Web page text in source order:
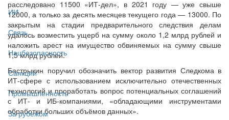
ИИ
Связь
Нацбезопасность
Санкции
Промышленность
За рубежом
расследовано 11500 «ИТ-дел», в 2021 году — уже свыше
12000, а только за десять месяцев текущего года — 13000. По
закрытым на стадии предварительного следствия делам
удалось возместить ущерб на сумму около 1,2 млрд рублей и
наложить арест на имущество обвиняемых на сумму свыше
1,5 млрд рублей.
Бастрыкин поручил обозначить вектор развития Следкома в
ИТ-​сфере с использованием исключительно отечественных
технологий и проработать вопрос потенциальных соглашений
с ИТ- и ИБ-компаниями, «обладающими инструментами
обработки больших объёмов данных».